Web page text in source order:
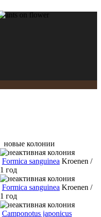
новые колонии
Formica sanguinea Kroenen /
1 год
Formica sanguinea Kroenen /
1 год
Camponotus japonicus